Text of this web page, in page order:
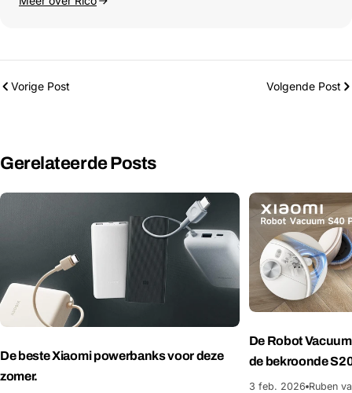
Vorige Post Volgende Post
Gerelateerde Posts
De beste Xiaomi powerbanks voor deze
zomer.
De Robot
de bekroonde
3 feb. 2026 Ruben